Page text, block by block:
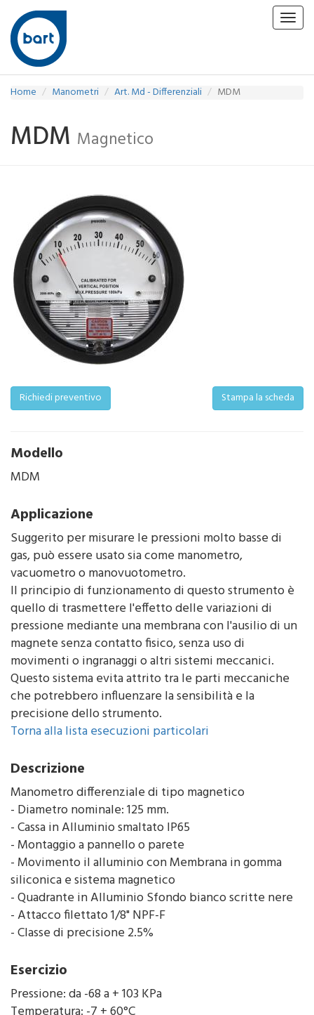
Home Manometri Art. Md - Differenziali MDM
MDM Magnetico
Richiedi preventivo Stampa la scheda
Modello
MDM
Applicazione
Suggerito per misurare le pressioni molto basse di
gas, può essere usato sia come manometro,
vacuometro o manovuotometro.
Il principio di funzionamento di questo strumento è
quello di trasmettere l'effetto delle variazioni di
pressione mediante una membrana con l'ausilio di un
magnete senza contatto fisico, senza uso di
movimenti o ingranaggi o altri sistemi meccanici.
Questo sistema evita attrito tra le parti meccaniche
che potrebbero influenzare la sensibilità e la
precisione dello strumento.
Torna alla lista esecuzioni particolari
Descrizione
Manometro differenziale di tipo magnetico
- Diametro nominale: 125 mm.
- Cassa in Alluminio smaltato IP65
- Montaggio a pannello o parete
- Movimento il alluminio con Membrana in gomma
siliconica e sistema magnetico
- Quadrante in Alluminio Sfondo bianco scritte nere
- Attacco filettato 1/8" NPF-F
- Classe di precisione 2.5%
Esercizio
Pressione: da -68 a + 103 KPa